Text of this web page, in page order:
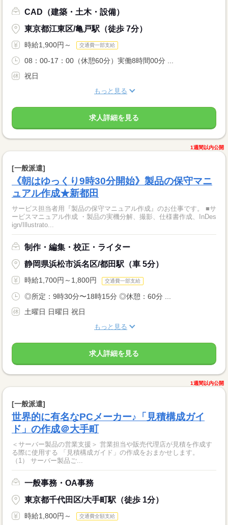
CAD（建築・土木・設備）
東京都江東区/亀戸駅（徒歩 7分）
時給1,900円～ 交通費一部支給
08：00-17：00（休憩60分）実働8時間00分 ...
祝日
もっと見る
求人詳細を見る
1週間以内公開
[一般派遣]
《朝はゆっくり9時30分開始》製品の保守マニ
ュアル作成★新都田
サービス担当者用『製品の保守マニュアル作成』のお仕事です。 ■サ
ービスマニュアル作成 ・製品の実機分解、撮影、仕様書作成、InDes
ign/Illustrato...
制作・編集・校正・ライター
静岡県浜松市浜名区/都田駅（車 5分）
時給1,700円～1,800円 交通費一部支給
◎所定：9時30分〜18時15分 ◎休憩：60分 ...
土曜日 日曜日 祝日
もっと見る
求人詳細を見る
1週間以内公開
[一般派遣]
世界的に有名なPCメーカー♪「見積構成ガイ
ド」の作成＠大手町
＜サーバー製品の営業支援＞ 営業担当や販売代理店が見積を作成す
る際に使用する 「見積構成ガイド」の作成をおまかせします。
（1） サーバー製品ご...
一般事務・OA事務
東京都千代田区/大手町駅（徒歩 1分）
時給1,800円～ 交通費全額支給